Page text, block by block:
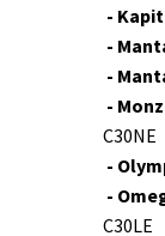
-
-
-
-
C30NE
-
-
C30LE